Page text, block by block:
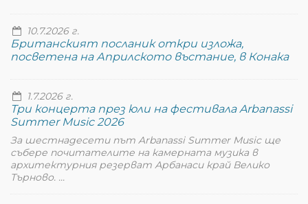
10.7.2026 г.
Британският посланик откри изложа,
посветена на Априлското въстание, в Конака
1.7.2026 г.
Три концерта през юли на фестивала Arbanassi
Summer Music 2026
За шестнадесети път Arbanassi Summer Music ще
събере почитателите на камерната музика в
архитектурния резерват Арбанаси край Велико
Търново. ...